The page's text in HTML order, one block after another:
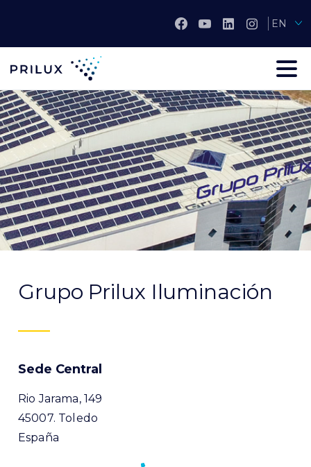
EN
Grupo Prilux Iluminación
Sede Central​
Rio Jarama, 149
45007. Toledo
España